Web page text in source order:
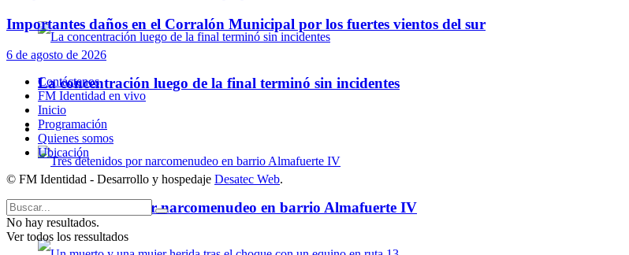
La concentración luego de la final terminó sin incidentes
Policiales
Tres detenidos por narcomenudeo en barrio Almafuerte IV
Importantes daños en el Corralón Municipal por los fuertes vientos del sur
6 de agosto de 2026
Contáctenos
FM Identidad en vivo
Inicio
Programación
Quienes somos
Ubicación
© FM Identidad - Desarrollo y hospedaje Desatec Web.
No hay resultados.
Ver todos los ressultados